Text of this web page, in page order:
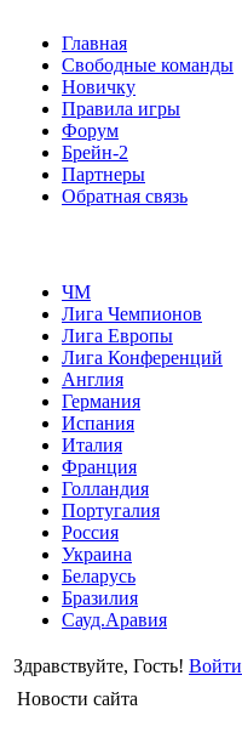
Главная
Свободные команды
Новичку
Правила игры
Форум
Брейн-2
Партнеры
Обратная связь
ЧМ
Лига Чемпионов
Лига Европы
Лига Конференций
Англия
Германия
Испания
Италия
Франция
Голландия
Португалия
Россия
Украина
Беларусь
Бразилия
Сауд.Аравия
Здравствуйте, Гость! Войти
Новости сайта